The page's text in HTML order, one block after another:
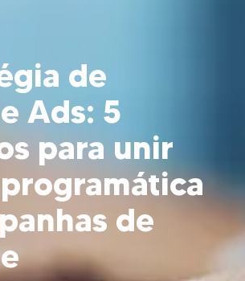
de
Ads: 5
para unir
de